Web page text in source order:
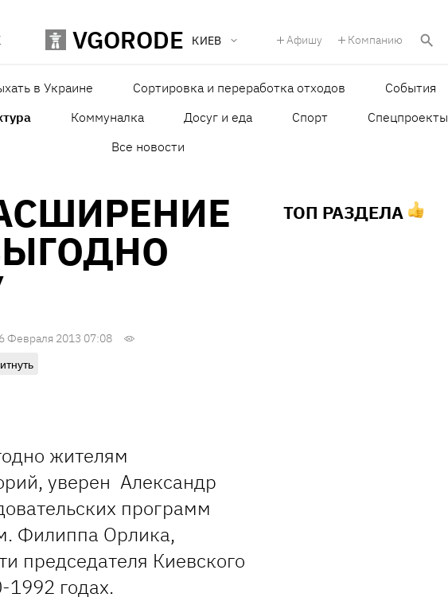
VGORODE КИЕВ Афишу Компанию
в Украине Сортировка и переработка отходов
События
Коммуналка Досуг и еда Спорт
Спецпроекты
Все новости
Февраля 2013 07:08
жителям
уверен Александр
программ
Филиппа Орлика,
председателя Киевского
1992 годах.
ТОП РАЗДЕЛА